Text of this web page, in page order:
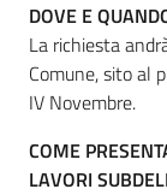
DOVE E
La richiesta
Comune, sito al
IV Novembre.
COME
LAVORI